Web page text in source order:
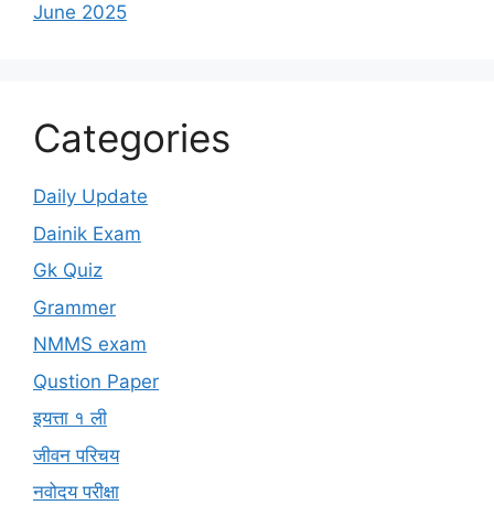
June 2025
Categories
Daily Update
Dainik Exam
Gk Quiz
Grammer
NMMS exam
Qustion Paper
इयत्ता १ ली
जीवन परिचय
नवोदय परीक्षा